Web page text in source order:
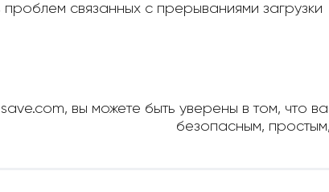
проблем связанных с прерываниями загрузки
вы можете быть уверены в том, что
безопасным,